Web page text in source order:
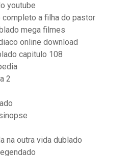
youtube
completo a filha do pastor
mega filmes
online download
capitulo 108
2
na outra vida dublado